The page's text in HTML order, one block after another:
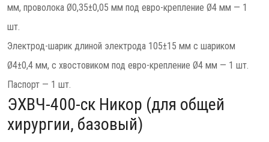
мм, проволока Ø0,35±0,05 мм под евро-крепление Ø4 мм — 1
шт.
Электрод-шарик длиной электрода 105±15 мм с шариком
Ø4±0,4 мм, c хвостовиком под евро-крепление Ø4 мм — 1 шт.
Паспорт — 1 шт.
ЭХВЧ-400-ск Никор (для общей
хирургии, базовый)